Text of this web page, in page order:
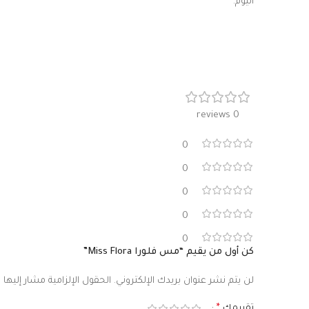
0 reviews
0
0
0
0
0
كن أول من يقيم “مس فلورا Miss Flora”
لن يتم نشر عنوان بريدك الإلكتروني. الحقول الإلزامية مشار إليها